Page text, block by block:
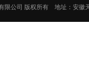
限公司 版权所有 地址：安